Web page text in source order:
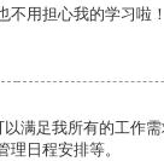
不用担心我的学习啦！
满足我所有的工作
日程安排等。